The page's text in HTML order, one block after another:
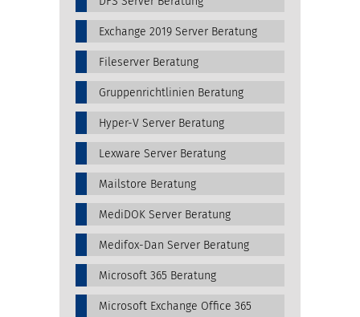
Exchange 2019 Server Beratung
Fileserver Beratung
Gruppenrichtlinien Beratung
Hyper-V Server Beratung
Lexware Server Beratung
Mailstore Beratung
MediDOK Server Beratung
Medifox-Dan Server Beratung
Microsoft 365 Beratung
Microsoft Exchange Office 365